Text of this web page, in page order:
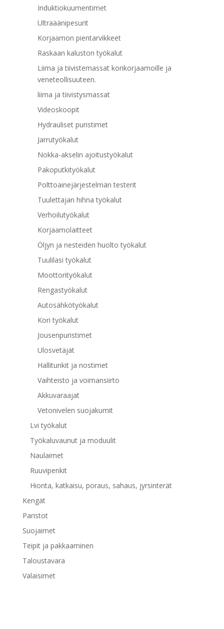
Induktiokuumentimet
Ultraäänipesurit
Korjaamon pientarvikkeet
Raskaan kaluston työkalut
Liima ja tiivistemassat korikorjaamoille ja
veneteollisuuteen.
liima ja tiivistysmassat
Videoskoopit
Hydrauliset puristimet
Jarrutyökalut
Nokka-akselin ajoitustyökalut
Pakoputkityökalut
Polttoainejärjestelmän testerit
Tuulettajan hihna työkalut
Verhoilutyökalut
Korjaamolaitteet
Öljyn ja nesteiden huolto työkalut
Tuulilasi työkalut
Moottorityökalut
Rengastyökalut
Autosähkötyökalut
Kori työkalut
Jousenpuristimet
Ulosvetäjät
Hallitunkit ja nostimet
Vaihteisto ja voimansiirto
Akkuvaraajat
Vetonivelen suojakumit
Lvi työkalut
Työkaluvaunut ja moduulit
Naulaimet
Ruuvipenkit
Hionta, katkaisu, poraus, sahaus, jyrsinterät
Kengät
Paristot
Suojaimet
Teipit ja pakkaaminen
Taloustavara
Valaisimet